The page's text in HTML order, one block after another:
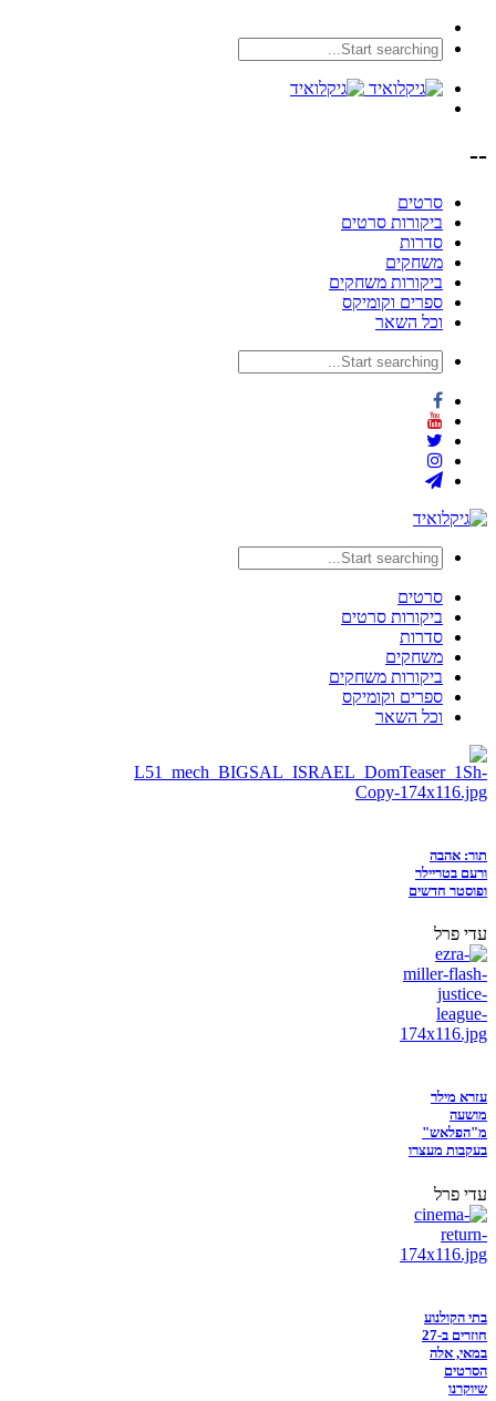
--
סרטים
ביקורות סרטים
סדרות
משחקים
ביקורות משחקים
ספרים וקומיקס
וכל השאר
סרטים
ביקורות סרטים
סדרות
משחקים
ביקורות משחקים
ספרים וקומיקס
וכל השאר
תור: אהבה
ורעם בטריילר
ופוסטר חדשים
עדי פרל
עזרא מילר
מושעה
מ"הפלאש"
בעקבות מעצרו
עדי פרל
בתי הקולנוע
חוזרים ב-27
במאי, אלה
הסרטים
שיוקרנו